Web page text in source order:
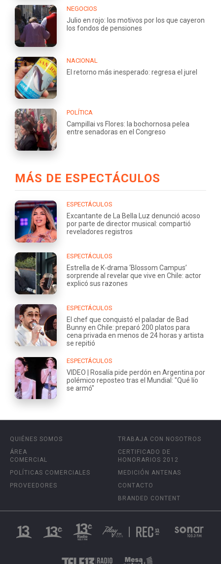
NEGOCIOS
Julio en rojo: los motivos por los que cayeron
los fondos de pensiones
NACIONAL
El retorno más inesperado: regresa el jurel
POLÍTICA
Campillai vs Flores: la bochornosa pelea
entre senadoras en el Congreso
MÁS DE ESPECTÁCULOS
ESPECTÁCULOS
Excantante de La Bella Luz denunció acoso
por parte de director musical: compartió
reveladores registros
ESPECTÁCULOS
Estrella de K-drama ‘Blossom Campus’
sorprende al revelar que vive en Chile: actor
explicó sus razones
ESPECTÁCULOS
El chef que conquistó el paladar de Bad
Bunny en Chile: preparó 200 platos para
cena privada en menos de 24 horas y artista
se repitió
ESPECTÁCULOS
VIDEO | Rosalía pide perdón en Argentina por
polémico reposteo tras el Mundial: "Qué lío
se armó"
QUIÉNES SOMOS
ÁREA
COMERCIAL
POLÍTICAS COMERCIALES
PROVEEDORES
TRABAJA CON NOSOTROS
CERTIFICADO DE
HONORARIOS 2012
MEDICIÓN ANTENAS
CONTACTO
BRANDED CONTENT